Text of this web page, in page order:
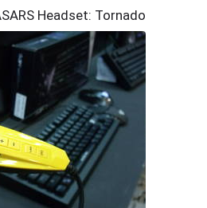
Headset: Tornado